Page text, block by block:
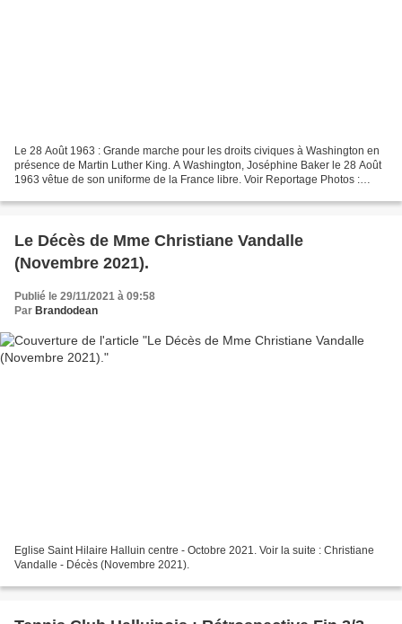
Le 28 Août 1963 : Grande marche pour les droits civiques à Washington en
présence de Martin Luther King. A Washington, Joséphine Baker le 28 Août
1963 vêtue de son uniforme de la France libre. Voir Reportage Photos :
Le Décès de Mme Christiane Vandalle
(Novembre 2021).
Publié le 29/11/2021 à 09:58
Par Brandodean
Eglise Saint Hilaire Halluin centre - Octobre 2021. Voir la suite : Christiane
Vandalle - Décès (Novembre 2021).